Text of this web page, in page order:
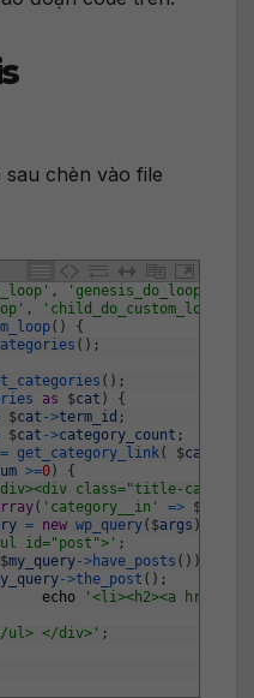
sau chèn vào file
, 'genesis_do_loop'
, 'child_do_custom_loop'
( )
{
( ) ;
( ) ;
as $cat )
{
$cat ->term_id ;
$cat ->category_count ;
= get_category_link( $
>=0 )
{
class="title-
( 'category__in' => $
= new wp_query( $args )
id="post">' ;
$my_query->have_posts ( ) )
->the_post ( ) ;
echo
'<li><h2><a href="'
ul> </div>' ;